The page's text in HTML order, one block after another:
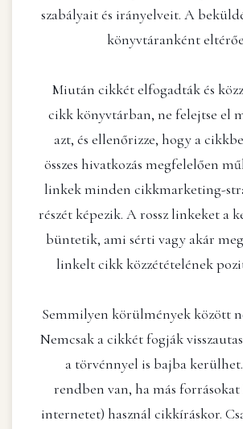
szabályait és irányelveit. A
könyvtáranként
Miután cikkét elfogadták és
cikk könyvtárban, ne felejtse el
azt, és ellenőrizze, hogy a
összes hivatkozás megfelelően
linkek minden cikkmarketing-
részét képezik. A rossz linkeket a
büntetik, ami sérti vagy akár
linkelt cikk közzétételének
Semmilyen körülmények között
Nemcsak a cikkét fogják
a törvénnyel is bajba
rendben van, ha más
internetet) használ cikkíráskor.